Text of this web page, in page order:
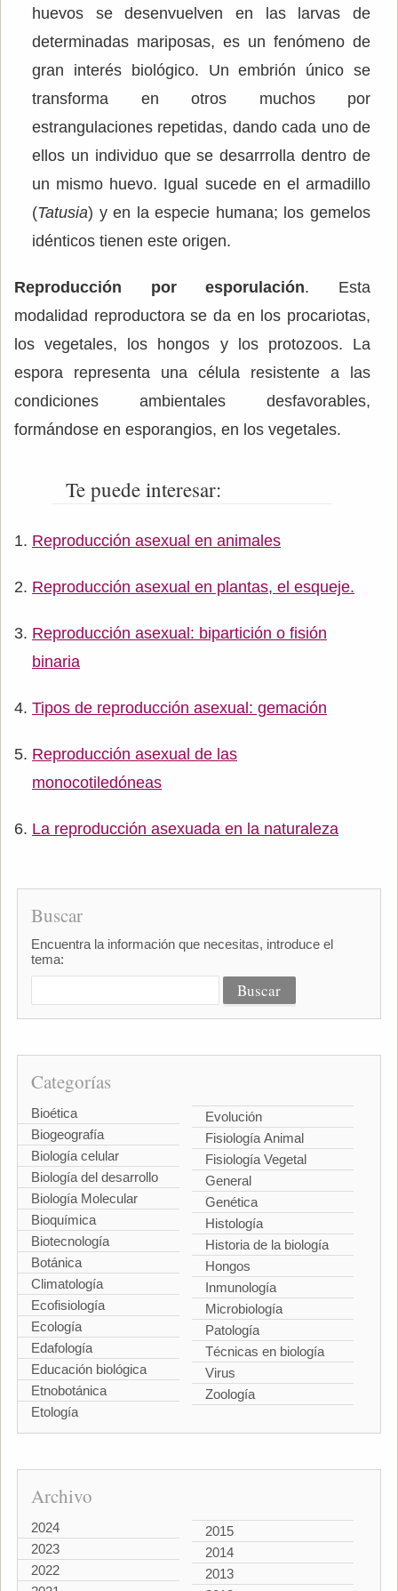
huevos se desenvuelven en las larvas de
determinadas mariposas, es un fenómeno de
gran interés biológico. Un embrión único se
transforma en otros muchos por
estrangulaciones repetidas, dando cada uno de
ellos un individuo que se desarrrolla dentro de
un mismo huevo. Igual sucede en el armadillo
(Tatusia) y en la especie humana; los gemelos
idénticos tienen este origen.
Reproducción por esporulación. Esta
modalidad reproductora se da en los procariotas,
los vegetales, los hongos y los protozoos. La
espora representa una célula resistente a las
condiciones ambientales desfavorables,
formándose en esporangios, en los vegetales.
Te puede interesar:
Reproducción asexual en animales
Reproducción asexual en plantas, el esqueje.
Reproducción asexual: bipartición o fisión
binaria
Tipos de reproducción asexual: gemación
Reproducción asexual de las
monocotiledóneas
La reproducción asexuada en la naturaleza
Buscar
Encuentra la información que necesitas, introduce el
tema:
Categorías
Bioética
Biogeografía
Biología celular
Biología del desarrollo
Biología Molecular
Bioquímica
Biotecnología
Botánica
Climatología
Ecofisiología
Ecología
Edafología
Educación biológica
Etnobotánica
Etología
Evolución
Fisiología Animal
Fisiología Vegetal
General
Genética
Histología
Historia de la biología
Hongos
Inmunología
Microbiología
Patología
Técnicas en biología
Virus
Zoología
Archivo
2024
2023
2022
2015
2014
2013